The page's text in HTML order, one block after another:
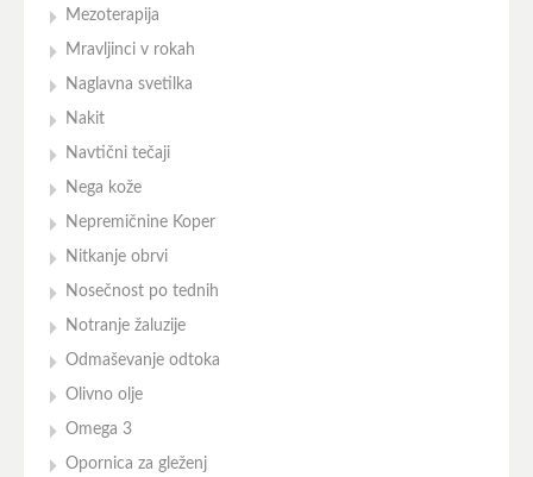
Mezoterapija
Mravljinci v rokah
Naglavna svetilka
Nakit
Navtični tečaji
Nega kože
Nepremičnine Koper
Nitkanje obrvi
Nosečnost po tednih
Notranje žaluzije
Odmaševanje odtoka
Olivno olje
Omega 3
Opornica za gleženj